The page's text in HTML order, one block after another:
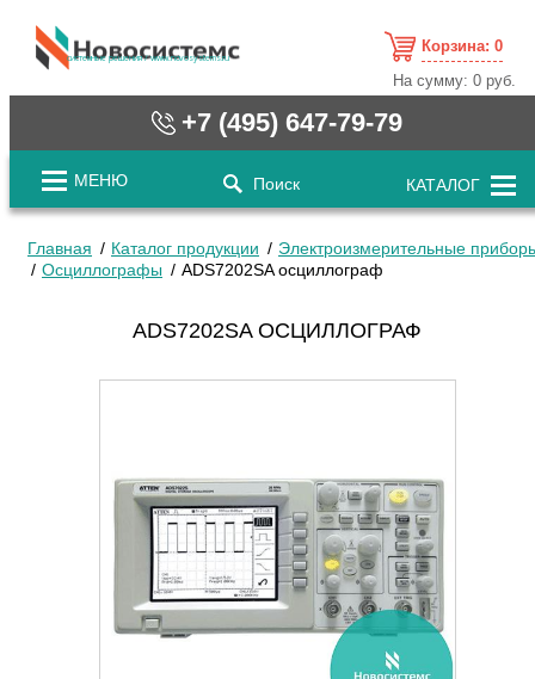
cистемные решения / www.novosystems.ru
Корзина: 0
На сумму:0 руб.
+7 (495) 647-79-79
МЕНЮ Поиск КАТАЛОГ
Главная Каталог продукции
Электроизмерительные
Осциллографы
ADS7202SA осциллограф
ADS7202SA ОСЦИЛЛОГРАФ